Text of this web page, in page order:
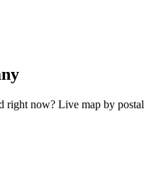
right now? Live map by postal